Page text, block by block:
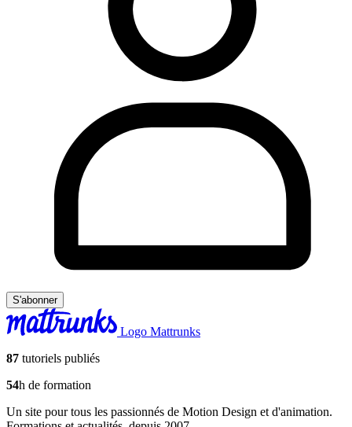
S'abonner
Logo Mattrunks
87 tutoriels publiés
54h de formation
Un site pour tous les passionnés de Motion Design et d'animation.